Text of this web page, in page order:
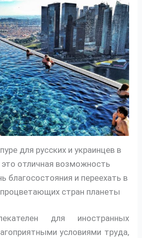
для русских и украинцев в
отличная возможность
благосостояния и переехать в
стран планеты
для иностранных
условиями труда,